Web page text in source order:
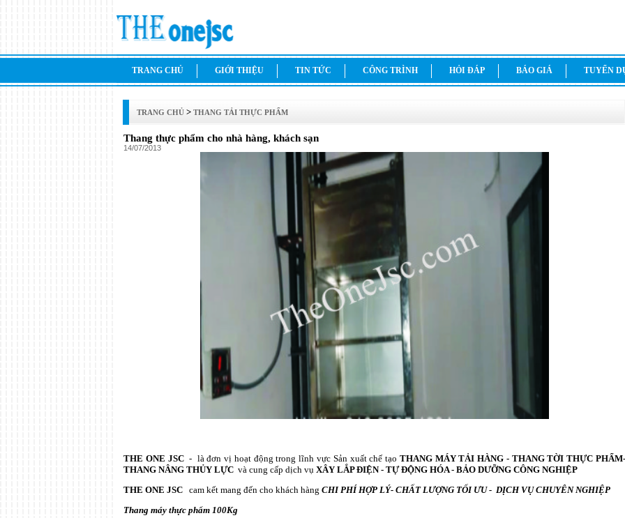
TRANG CHỦ GIỚI THIỆU TIN TỨC CÔNG TRÌNH HỎI ĐÁP BÁO GIÁ TUYỂN
TRANG CHỦ > THANG TẢI THỰC PHẨM
Thang thực phẩm cho nhà hàng, khách sạn
14/07/2013
THE ONE JSC- là đơn vị hoạt động trong lĩnh vực Sản xuất chế tạo THANG MÁY TẢI HÀNG - THANG TỜI THỰC PHẨM-
THANG NÂNG THỦY LỰC và cung cấp dịch vụ XÂY LẮP ĐIỆN - TỰ ĐỘNG HÓA - BẢO DƯỠNG CÔNG NGHIỆP
THE ONE JSC cam kết mang đến cho khách hàng CHI PHÍ HỢP LÝ- CHẤT LƯỢNG TỐI ƯU - DỊCH VỤ CHUYÊN NGHIỆP
Thang máy thực phẩm 100Kg